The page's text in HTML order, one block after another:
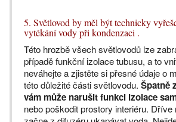
5. Světlovod by měl být technicky
vytékání vody při kondenzaci .
Této hrozbě všech světlovodů lze
případě funkční izolace tubusu, a to
neváhejte a zjistěte si přesné údaje o
této důležité části světlovodu. Špatně
vám může narušit funkci izolace
nebo poškodit prostory interiéru. Dříve